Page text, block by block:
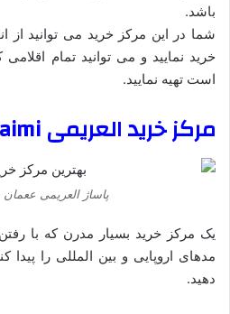
باشد.
شما در این مرکز خرید می توانید از
خرید نمایید و می توانید تمام
است تهیه نمایید.
مرکز خرید العریمی
پاساژ العریمی ععمان
یک مرکز خرید بسیار مدرن که با رفتن
مدهای اروپایی و بین المللی را پیدا
دهید.